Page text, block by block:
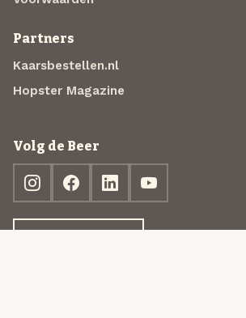
Partners
Kaarsbestellen.nl
Hopster Magazine
Volg de Beer